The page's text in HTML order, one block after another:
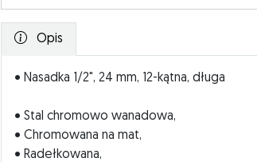
Opis
• Nasadka 1/2", 24 mm, 12-kątna, długa
• Stal chromowo wanadowa,
• Chromowana na mat,
• Radełkowana,